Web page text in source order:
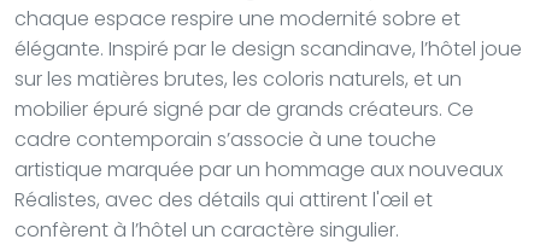
chaque espace respire une modernité sobre et
élégante. Inspiré par le design scandinave, l’hôtel joue
sur les matières brutes, les coloris naturels, et un
mobilier épuré signé par de grands créateurs. Ce
cadre contemporain s’associe à une touche
artistique marquée par un hommage aux nouveaux
Réalistes, avec des détails qui attirent l'œil et
confèrent à l’hôtel un caractère singulier.